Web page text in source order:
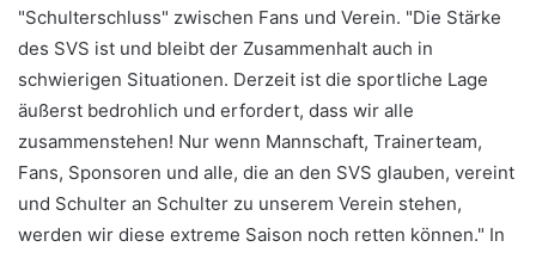
"Schulterschluss" zwischen Fans und Verein. "Die Stärke
des SVS ist und bleibt der Zusammenhalt auch in
schwierigen Situationen. Derzeit ist die sportliche Lage
äußerst bedrohlich und erfordert, dass wir alle
zusammenstehen! Nur wenn Mannschaft, Trainerteam,
Fans, Sponsoren und alle, die an den SVS glauben, vereint
und Schulter an Schulter zu unserem Verein stehen,
werden wir diese extreme Saison noch retten können." In